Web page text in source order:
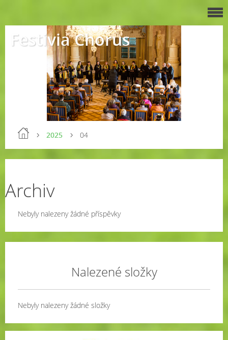
Festivia Chorus
2025 04
Archiv
Nebyly nalezeny žádné příspěvky
Nalezené složky
Nebyly nalezeny žádné složky